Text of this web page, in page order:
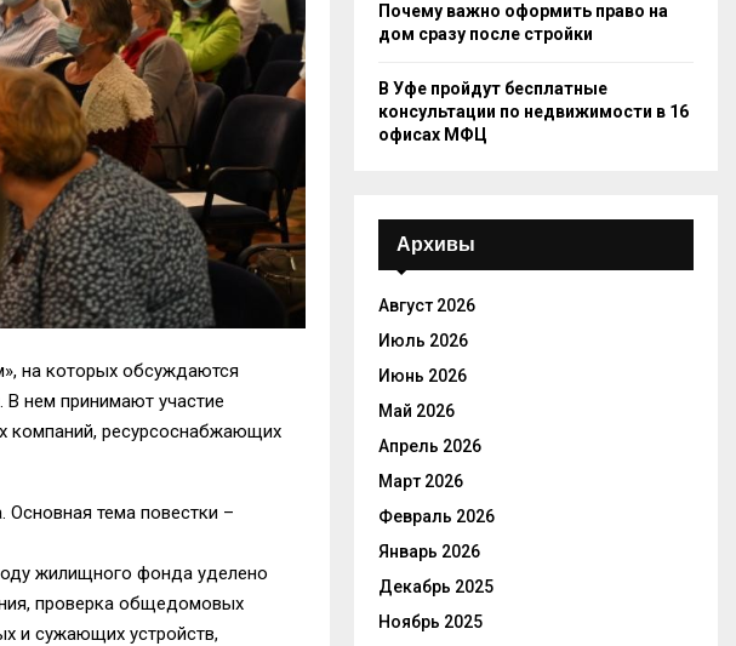
на которых обсуждаются
нем принимают участие
компаний, ресурсоснабжающих
Основная тема повестки –
жилищного фонда уделено
проверка общедомовых
и сужающих устройств,
Почему важно оформить право на
дом сразу после стройки
В Уфе пройдут бесплатные
консультации по недвижимости в 16
офисах МФЦ
Архивы
Август 2026
Июль 2026
Июнь 2026
Май 2026
Апрель 2026
Март 2026
Февраль 2026
Январь 2026
Декабрь 2025
Ноябрь 2025